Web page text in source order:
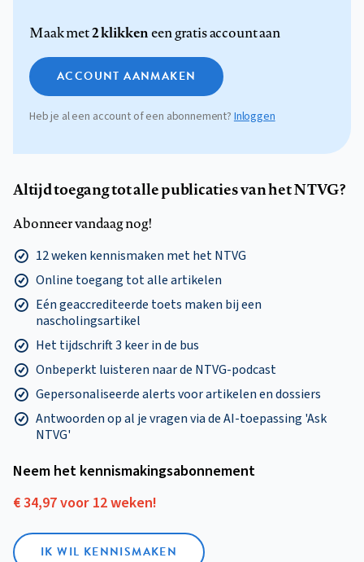
Maak met2 klikkeneen gratis account aan
ACCOUNT AANMAKEN
Heb je al een account of een abonnement? Inloggen
Altijd toegang tot alle publicaties van het NTVG?
Abonneer vandaag nog!
12 weken kennismaken met het NTVG
Online toegang tot alle artikelen
Eén geaccrediteerde toets maken bij een
nascholingsartikel
Het tijdschrift 3 keer in de bus
Onbeperkt luisteren naar de NTVG-podcast
Gepersonaliseerde alerts voor artikelen en dossiers
Antwoorden op al je vragen via de AI-toepassing 'Ask
NTVG'
Neem het kennismakings­abonnement
€ 34,97 voor 12 weken!
IK WIL KENNISMAKEN